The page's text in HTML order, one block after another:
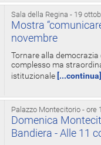
Sala della Regina - 19
Mostra
novembre
Tornare alla
complesso ma
istituzionale [...continua]
Palazzo Montecitorio - ore
Domenica
Bandiera - Alle 11